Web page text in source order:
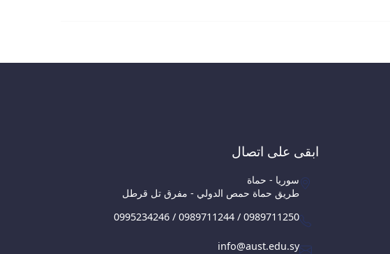
ابقى على اتصال
سوريا - حماة
طريق حماة حمص الدولي - مفرق تل قرطل
0995234246 / 0989711244 / 0989711250
info@aust.edu.sy